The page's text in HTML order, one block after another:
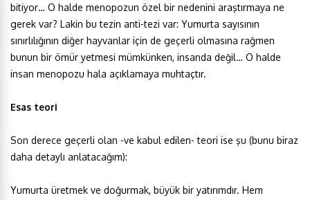
bitiyor… O halde menopozun özel bir nedenini araştırmaya ne
gerek var? Lakin bu tezin anti-tezi var: Yumurta sayısının
sınırlılığının diğer hayvanlar için de geçerli olmasına rağmen
bunun bir ömür yetmesi mümkünken, insanda değil… O halde
insan menopozu hala açıklamaya muhtaçtır.
Esas teori
Son derece geçerli olan -ve kabul edilen- teori ise şu (bunu biraz
daha detaylı anlatacağım):
Yumurta üretmek ve doğurmak, büyük bir yatırımdır. Hem